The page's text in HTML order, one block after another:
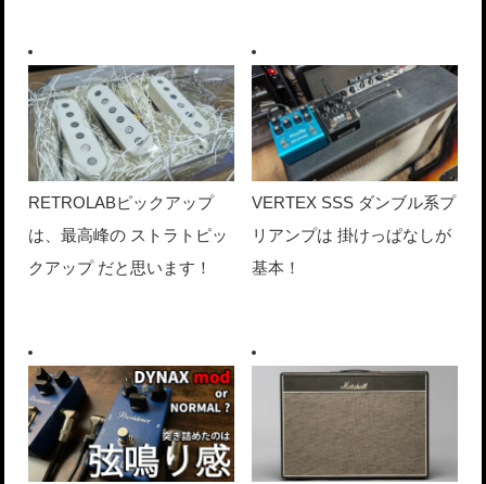
RETROLABピックアップ
は、最高峰の ストラトピッ
クアップ だと思います！
VERTEX SSS ダンブル系プ
リアンプは 掛けっぱなしが
基本！